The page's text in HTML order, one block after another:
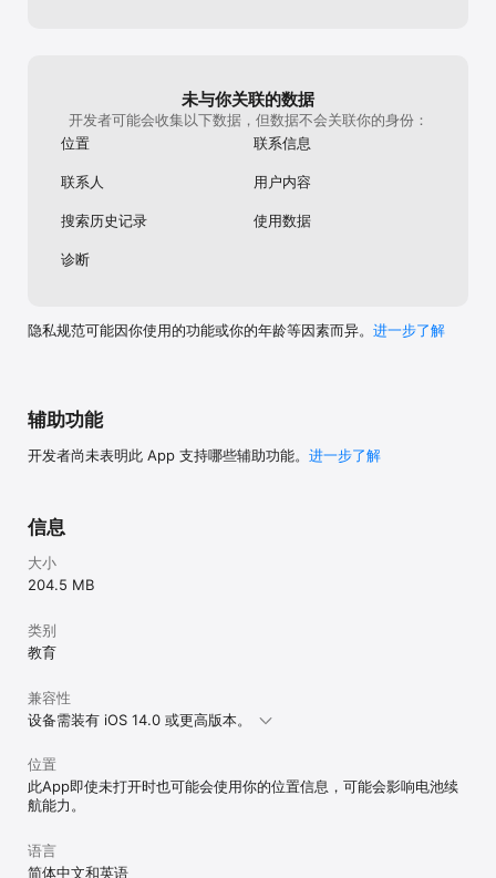
未与你关联的数据
开发者可能会收集以下数据，但数据不会关联你的身份：
位置
联系信息
联系人 用户内容
搜索历史记录 使用数据
诊断
隐私规范可能因你使用的功能或你的年龄等因素而异。 进一步了解
辅助功能
开发者尚未表明此 App 支持哪些辅助功能。 进一步了解
信息
大小
204.5 MB
类别
教育
兼容性
设备需装有 iOS 14.0 或更高版本。
位置
此App即使未打开时也可能会使用你的位置信息，可能会影响电池续
航能力。
语言
简体中文和英语